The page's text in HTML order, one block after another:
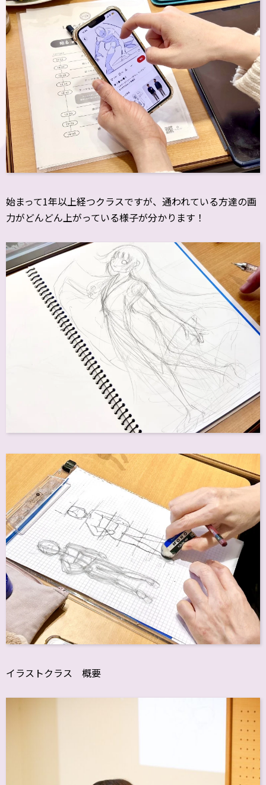
始まって1年以上経つクラスですが、通われている方達の画
力がどんどん上がっている様子が分かります！
イラストクラス 概要